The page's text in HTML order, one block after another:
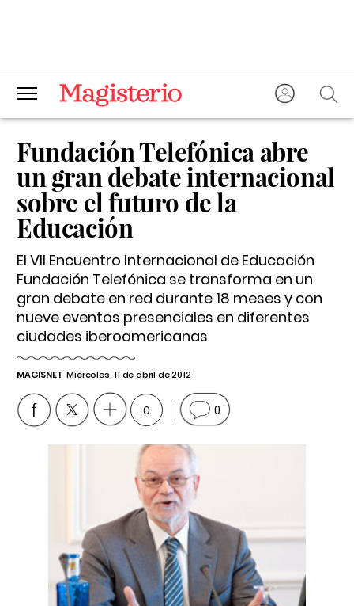
Fundación Telefónica abre
un gran debate internacional
sobre el futuro de la
Educación
El VII Encuentro Internacional de Educación
Fundación Telefónica se transforma en un
gran debate en red durante 18 meses y con
nueve eventos presenciales en diferentes
ciudades iberoamericanas
MAGISNET Miércoles, 11 de abril de 2012
0 0